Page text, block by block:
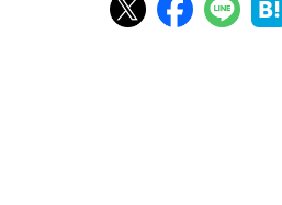
本来は安定している妊娠中期。この